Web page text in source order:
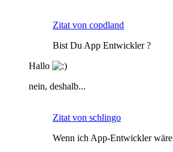
Zitat von copdland
Bist Du App Entwickler ?
Hallo
nein, deshalb...
Zitat von schlingo
Wenn ich App-Entwickler wäre